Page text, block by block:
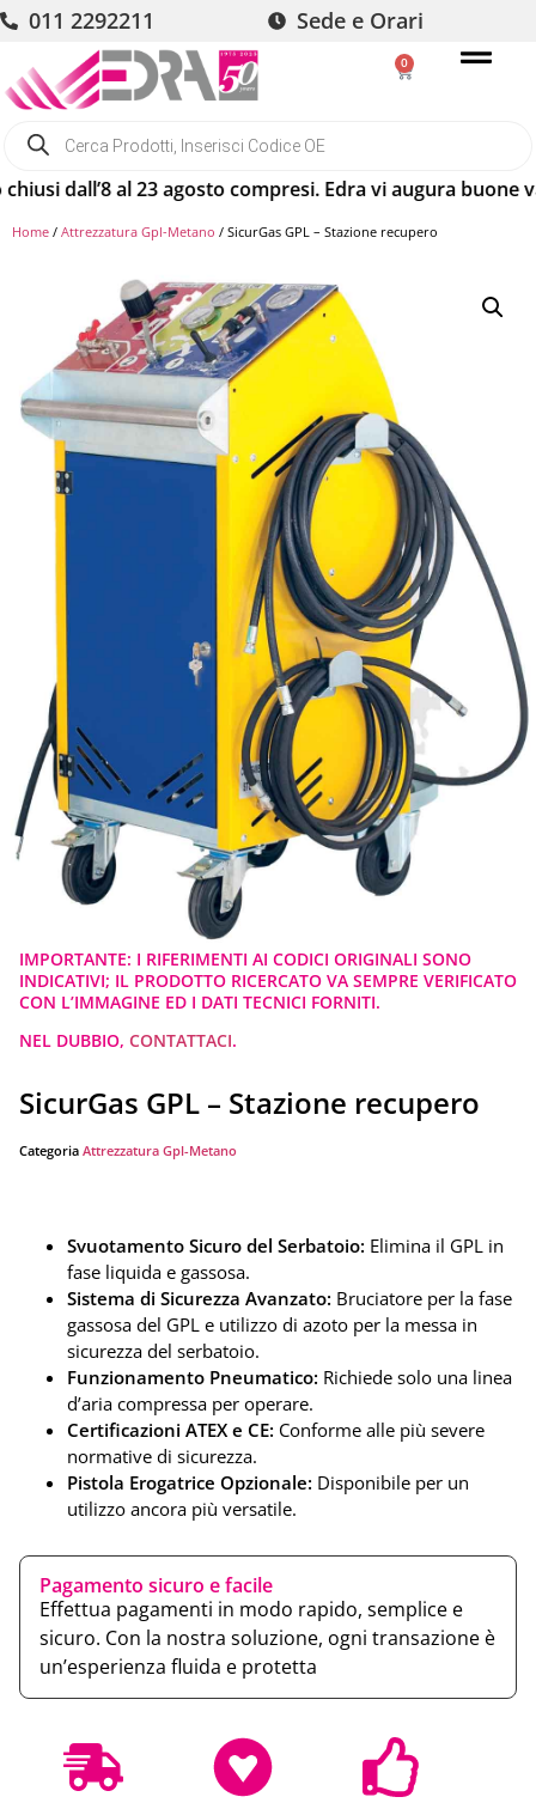
011 2292211 Sede e Orari
0
dall’8 al 23 agosto compresi. Edra vi augura buone
Home / Attrezzatura Gpl-Metano / SicurGas GPL – Stazione recupero
IMPORTANTE: I RIFERIMENTI AI CODICI ORIGINALI SONO
INDICATIVI; IL PRODOTTO RICERCATO VA SEMPRE VERIFICATO
CON L’IMMAGINE ED I DATI TECNICI FORNITI.
NEL DUBBIO, CONTATTACI.
SicurGas GPL – Stazione recupero
Categoria Attrezzatura Gpl-Metano
Svuotamento Sicuro del Serbatoio: Elimina il GPL in
fase liquida e gassosa.
Sistema di Sicurezza Avanzato: Bruciatore per la fase
gassosa del GPL e utilizzo di azoto per la messa in
sicurezza del serbatoio.
Funzionamento Pneumatico: Richiede solo una linea
d’aria compressa per operare.
Certificazioni ATEX e CE: Conforme alle più severe
normative di sicurezza.
Pistola Erogatrice Opzionale: Disponibile per un
utilizzo ancora più versatile.
Pagamento sicuro e facile
Effettua pagamenti in modo rapido, semplice e
sicuro. Con la nostra soluzione, ogni transazione è
un’esperienza fluida e protetta